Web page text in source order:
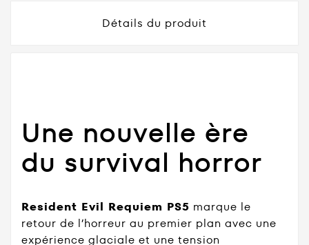
Détails du produit
Une nouvelle ère
du survival horror
Resident Evil Requiem PS5 marque le
retour de l’horreur au premier plan avec une
expérience glaciale et une tension